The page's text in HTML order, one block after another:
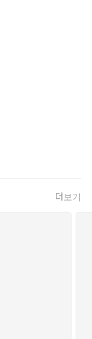
칙에 맞춰 바꾸
기를 수정하는
세한 각주와 시
로써 일반 독자
남아야 할 작품성
시집에 주목하
부터 윤동
반세기를 아우
실려 있다. 김기
더보기